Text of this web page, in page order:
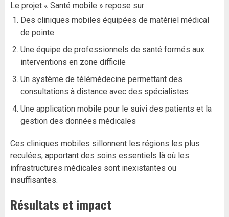
Le projet « Santé mobile » repose sur :
Des cliniques mobiles équipées de matériel médical
de pointe
Une équipe de professionnels de santé formés aux
interventions en zone difficile
Un système de télémédecine permettant des
consultations à distance avec des spécialistes
Une application mobile pour le suivi des patients et la
gestion des données médicales
Ces cliniques mobiles sillonnent les régions les plus
reculées, apportant des soins essentiels là où les
infrastructures médicales sont inexistantes ou
insuffisantes.
Résultats et impact